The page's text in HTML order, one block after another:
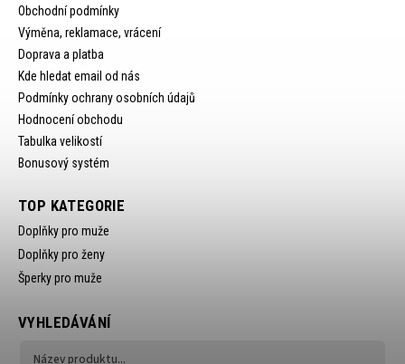
Obchodní podmínky
Výměna, reklamace, vrácení
Doprava a platba
Kde hledat email od nás
Podmínky ochrany osobních údajů
Hodnocení obchodu
Tabulka velikostí
Bonusový systém
TOP KATEGORIE
Doplňky pro muže
Doplňky pro ženy
Šperky pro muže
VYHLEDÁVÁNÍ